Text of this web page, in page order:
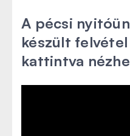
A pécsi
készült
kattintva